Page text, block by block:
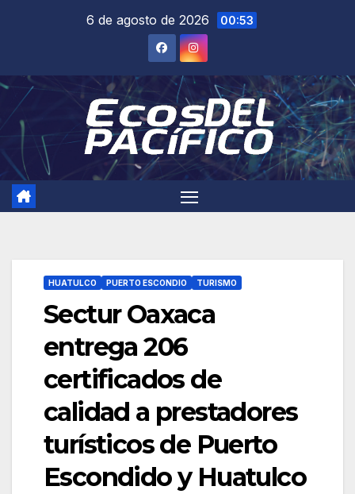
6 de agosto de 2026 00:53
HUATULCO PUERTO ESCONDIO TURISMO
Sectur Oaxaca
entrega 206
certificados de
calidad a prestadores
turísticos de Puerto
Escondido y Huatulco